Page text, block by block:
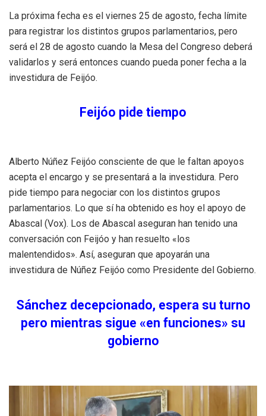
La próxima fecha es el viernes 25 de agosto, fecha límite
para registrar los distintos grupos parlamentarios, pero
será el 28 de agosto cuando la Mesa del Congreso deberá
validarlos y será entonces cuando pueda poner fecha a la
investidura de Feijóo.
Feijóo pide tiempo
Alberto Núñez Feijóo consciente de que le faltan apoyos
acepta el encargo y se presentará a la investidura. Pero
pide tiempo para negociar con los distintos grupos
parlamentarios. Lo que sí ha obtenido es hoy el apoyo de
Abascal (Vox). Los de Abascal aseguran han tenido una
conversación con Feijóo y han resuelto «los
malentendidos». Así, aseguran que apoyarán una
investidura de Núñez Feijóo como Presidente del Gobierno.
Sánchez decepcionado, espera su turno
pero mientras sigue «en funciones» su
gobierno